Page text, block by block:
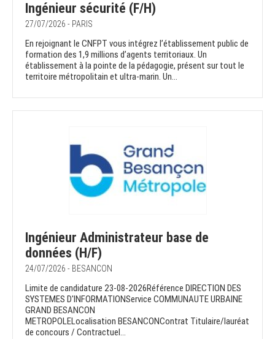
Ingénieur sécurité (F/H)
27/07/2026 - PARIS
En rejoignant le CNFPT vous intégrez l’établissement public de
formation des 1,9 millions d’agents territoriaux. Un
établissement à la pointe de la pédagogie, présent sur tout le
territoire métropolitain et ultra-marin. Un...
Ingénieur Administrateur base de
données (H/F)
24/07/2026 - BESANCON
Limite de candidature 23-08-2026Référence DIRECTION DES
SYSTEMES D'INFORMATIONService COMMUNAUTE URBAINE
GRAND BESANCON
METROPOLELocalisation BESANCONContrat Titulaire/lauréat
de concours / Contractuel...